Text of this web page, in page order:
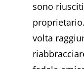
sono
volta